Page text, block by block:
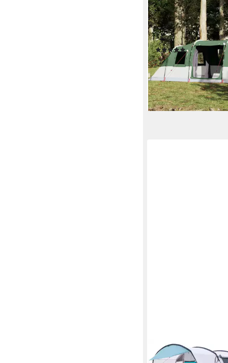
Faltzelt Familienzelt
564x240x205 cm
Campingzelt mit 2
Anschluss und
(1)
ab 267,95 € UVP
-38%
lieferbar - in 4-5
+1
SKANDIKA
Tunnelzelt Hafslo 6